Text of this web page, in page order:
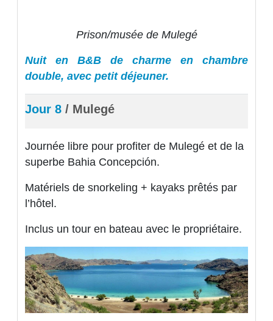
Prison/musée de Mulegé
Nuit en B&B de charme en chambre
double, avec petit déjeuner.
Jour 8 / Mulegé
Journée libre pour profiter de Mulegé et de la
superbe Bahia Concepción.
Matériels de snorkeling + kayaks prêtés par
l’hôtel.
Inclus un tour en bateau avec le propriétaire.